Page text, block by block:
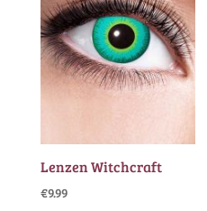
Lenzen Witchcraft
€9.99